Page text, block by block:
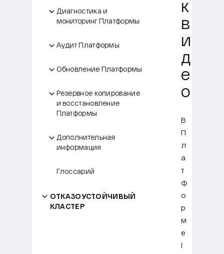
Диагностика и
мониторинг Платформы
Аудит Платформы
Обновление Платформы
Резервное копирование
и восстановление
Платформы
Дополнительная
информация
Глоссарий
ОТКАЗОУСТОЙЧИВЫЙ
КЛАСТЕР
к
в
и
д
е
о
В
П
л
а
т
ф
о
р
м
е